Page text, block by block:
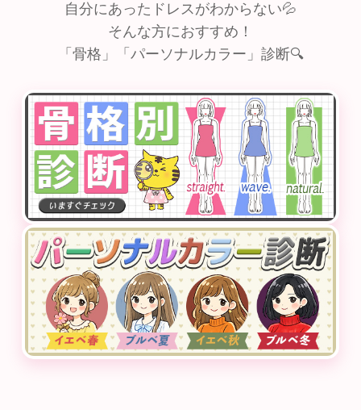
自分にあったドレスがわからない💦
そんな方におすすめ！
「骨格」「パーソナルカラー」診断🔍